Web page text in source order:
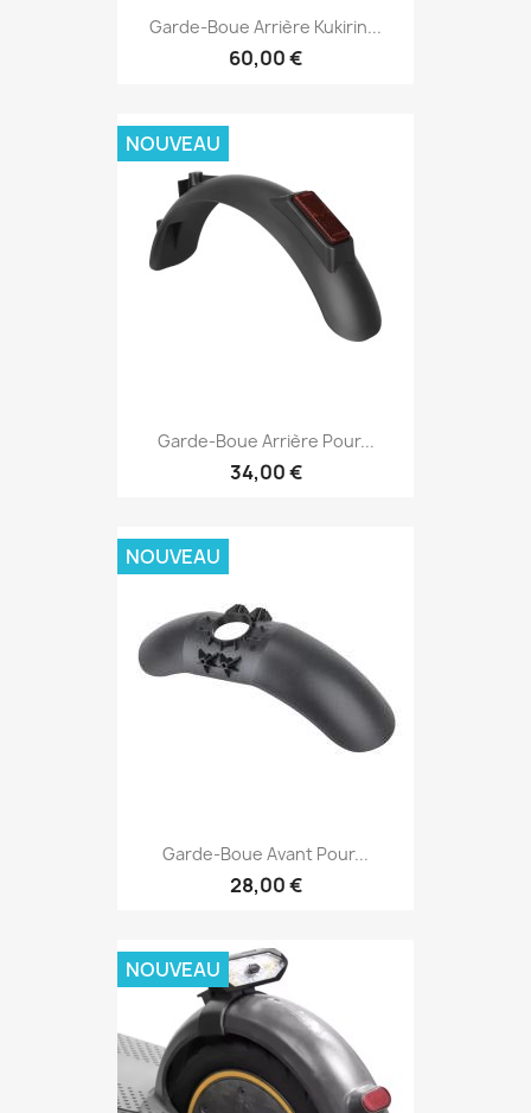
Garde-Boue Arrière Kukirin...
60,00 €
Garde-Boue Arrière Pour...
34,00 €
NOUVEAU
Garde-Boue Avant Pour...
28,00 €
NOUVEAU
NOUVEAU